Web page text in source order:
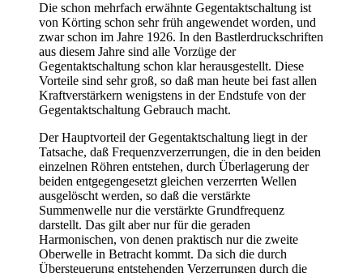
Die schon mehrfach erwähnte Gegentaktschaltung ist
von Körting schon sehr früh angewendet worden, und
zwar schon im Jahre 1926. In den Bastlerdruckschriften
aus diesem Jahre sind alle Vorzüge der
Gegentaktschaltung schon klar herausgestellt. Diese
Vorteile sind sehr groß, so daß man heute bei fast allen
Kraftverstärkern wenigstens in der Endstufe von der
Gegentaktschaltung Gebrauch macht.
Der Hauptvorteil der Gegentaktschaltung liegt in der
Tatsache, daß Frequenzverzerrungen, die in den beiden
einzelnen Röhren entstehen, durch Überlagerung der
beiden entgegengesetzt gleichen verzerrten Wellen
ausgelöscht werden, so daß die verstärkte
Summenwelle nur die verstärkte Grundfrequenz
darstellt. Das gilt aber nur für die geraden
Harmonischen, von denen praktisch nur die zweite
Oberwelle in Betracht kommt. Da sich die durch
Übersteuerung entstehenden Verzerrungen durch die